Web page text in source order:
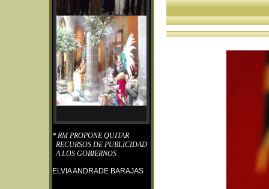
* RM PROPONE QUITAR
RECURSOS DE PUBLICIDAD
A LOS GOBIERNOS
ELVIA ANDRADE BARAJAS